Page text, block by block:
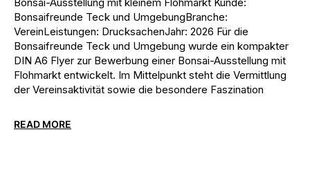
Bonsaifreunde Teck und UmgebungBranche:
VereinLeistungen: DrucksachenJahr: 2026 Für die
Bonsaifreunde Teck und Umgebung wurde ein kompakter
DIN A6 Flyer zur Bewerbung einer Bonsai-Ausstellung mit
Flohmarkt entwickelt. Im Mittelpunkt steht die Vermittlung
der Vereinsaktivität sowie die besondere Faszination
READ MORE